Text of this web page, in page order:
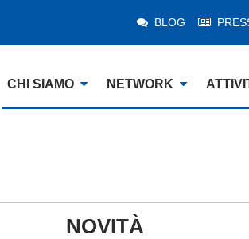
BLOG
CHI SIAMO NETWORK
NOVITÀ